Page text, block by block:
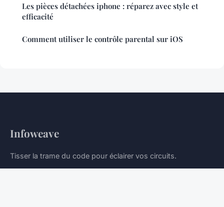
Les pièces détachées iphone : réparez avec style et
efficacité
Comment utiliser le contrôle parental sur iOS
Infoweave
Tisser la trame du code pour éclairer vos circuits.